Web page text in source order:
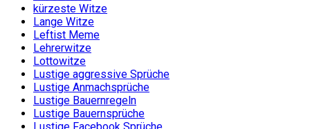
kürzeste Witze
Lange Witze
Leftist Meme
Lehrerwitze
Lottowitze
Lustige aggressive Sprüche
Lustige Anmachsprüche
Lustige Bauernregeln
Lustige Bauernsprüche